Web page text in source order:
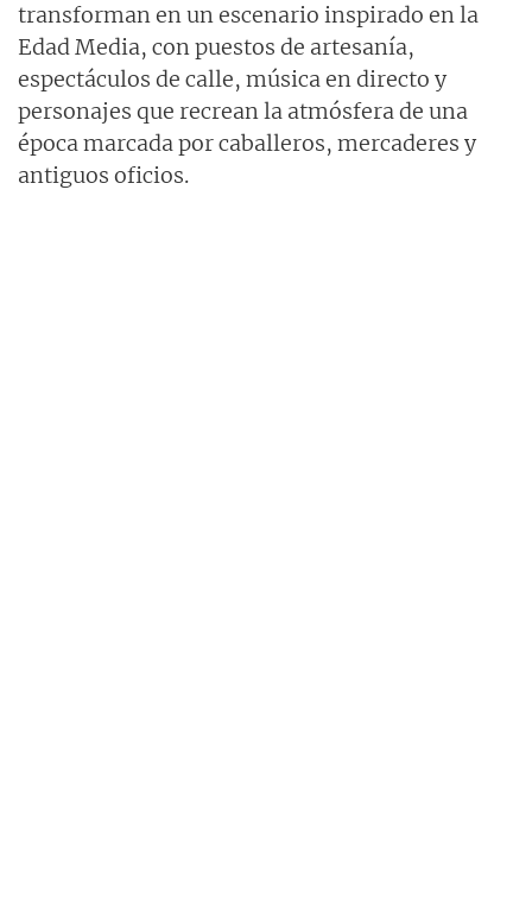
transforman en un escenario inspirado en la
Edad Media, con puestos de artesanía,
espectáculos de calle, música en directo y
personajes que recrean la atmósfera de una
época marcada por caballeros, mercaderes y
antiguos oficios.